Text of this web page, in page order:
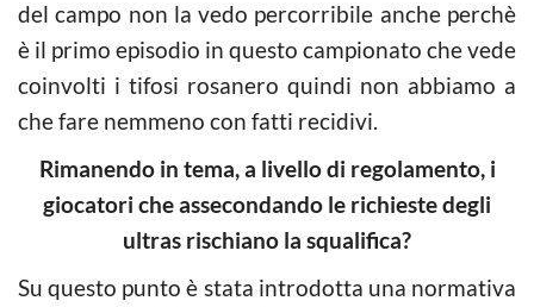
del campo non la vedo percorribile anche perchè
è il primo episodio in questo campionato che vede
coinvolti i tifosi rosanero quindi non abbiamo a
che fare nemmeno con fatti recidivi.
Rimanendo in tema, a livello di regolamento, i
giocatori che assecondando le richieste degli
ultras rischiano la squalifica?
Su questo punto è stata introdotta una normativa